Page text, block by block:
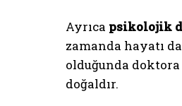
Ayrıca psikolojik
zamanda hayatı
olduğunda doktora
doğaldır.